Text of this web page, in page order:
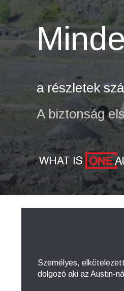
a részletek
A biztonság
Személyes,
dolgozó aki az Austin-